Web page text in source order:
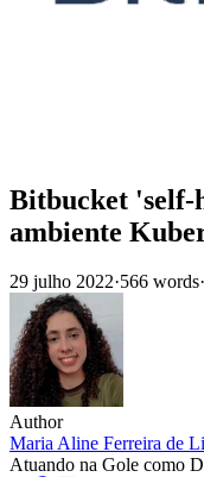
Bitbucket 'self-
ambiente
29 julho 2022·566 words·
Author
Maria Aline Ferreira de
Atuando na Gole como